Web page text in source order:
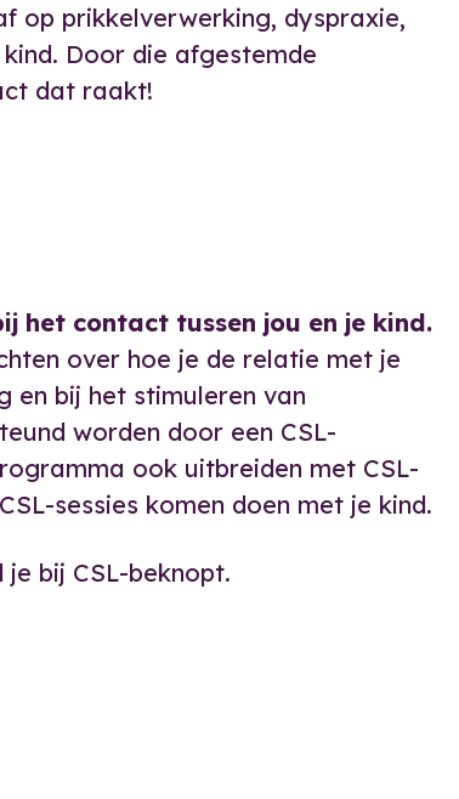
op prikkelverwerking, dyspraxie,
Door die afgestemde
dat raakt!
het contact tussen jou en je kind.
over hoe je de relatie met je
en bij het stimuleren van
worden door een CSL-
ook uitbreiden met CSL-
sessies komen doen met je kind.
je bij CSL-beknopt.